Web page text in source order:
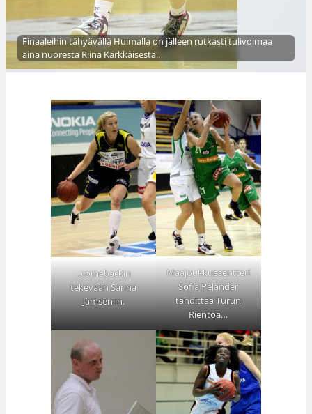
Finaaleihin tähyävällä Huimalla on jälleen rutkasti tulivoimaa
aina nuoresta Riina Kärkkäisestä..
..comebackin
tekevään Sanna
Jämséniin.
Maajoukkuesentteri
Sofia Pelander
tähdittää Turun
Rientoa…